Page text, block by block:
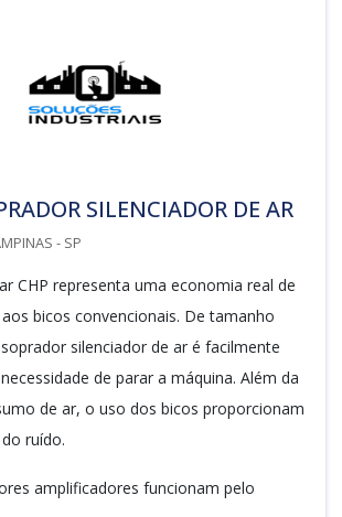
SILENCIADOR DE AR
- SP
CHP representa uma economia real de
bicos convencionais. De tamanho
silenciador de ar é facilmente
de parar a máquina. Além da
de ar, o uso dos bicos proporcionam
ruído.
amplificadores funcionam pelo